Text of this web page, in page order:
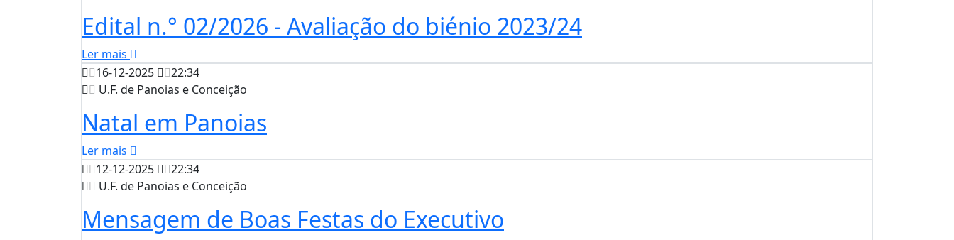
Edital n.° 02/2026 - Avaliação do biénio 2023/24
Ler mais
16-12-2025
22:34
U.F. de Panoias e Conceição
Natal em Panoias
Ler mais
12-12-2025
22:34
U.F. de Panoias e Conceição
Mensagem de Boas Festas do Executivo